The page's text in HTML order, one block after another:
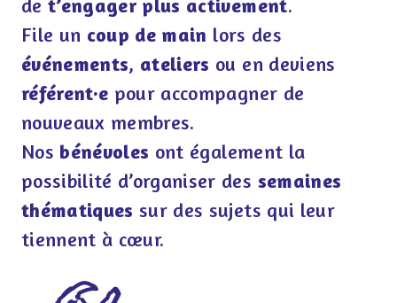
det’engager plus activement.
File un coup de main lors des
événements, ateliers ou en deviens
référent·e pour accompagner de
nouveaux membres.
Nos bénévoles ont également la
possibilité d’organiser des semaines
thématiques sur des sujets qui leur
tiennent à cœur.